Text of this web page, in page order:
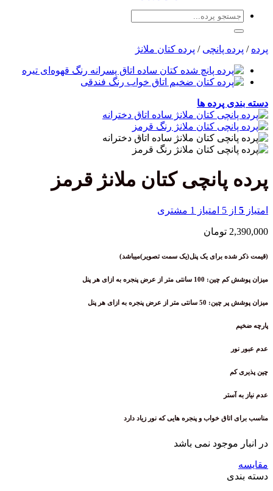
جستجو
پرده / پرده پانچی / پرده کتان ملانژ
دسته بندی پرده ها
پرده پانچی کتان ملانژ قرمز
امتیاز از 5 امتیاز مشتری
2,390,000 تومان
(قیمت ذکر شده برای یک پنل(یک سمت تصویر)میباشد)
میزان پوشش کم چین: 100 سانتی متر از عرض پنجره به ازای هر پنل
میزان پوشش پر چین: 50 سانتی متر از عرض پنجره به ازای هر پنل
پارچه ضخیم
عدم عبور نور
چین پذیری کم
عدم نیاز به آستر
مناسب برای اتاق خواب و پنجره هایی که نور زیاد دارد
در انبار موجود نمی باشد
مقایسه
دسته بندی